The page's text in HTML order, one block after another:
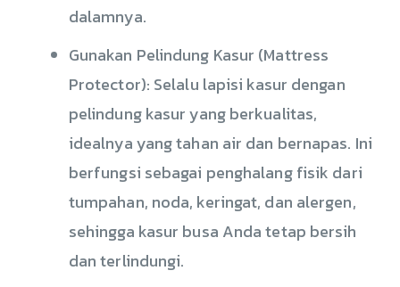
dalamnya.
Gunakan Pelindung Kasur (Mattress
Protector): Selalu lapisi kasur dengan
pelindung kasur yang berkualitas,
idealnya yang tahan air dan bernapas. Ini
berfungsi sebagai penghalang fisik dari
tumpahan, noda, keringat, dan alergen,
sehingga kasur busa Anda tetap bersih
dan terlindungi.